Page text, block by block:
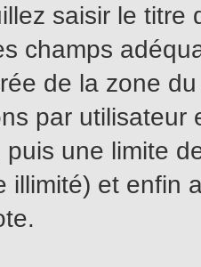
saisir le
champs
de la zone
par
puis une limite
illimité) et enfin